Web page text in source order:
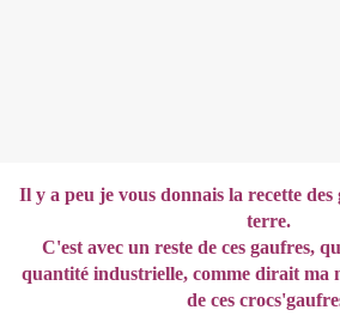
Il y a peu je vous donnais la recette des
terre.
C'est avec un reste de ces gaufres,
quantité industrielle, comme dirait ma
de ces